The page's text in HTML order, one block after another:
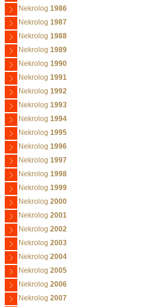
Nekrolog 1986
Nekrolog 1987
Nekrolog 1988
Nekrolog 1989
Nekrolog 1990
Nekrolog 1991
Nekrolog 1992
Nekrolog 1993
Nekrolog 1994
Nekrolog 1995
Nekrolog 1996
Nekrolog 1997
Nekrolog 1998
Nekrolog 1999
Nekrolog 2000
Nekrolog 2001
Nekrolog 2002
Nekrolog 2003
Nekrolog 2004
Nekrolog 2005
Nekrolog 2006
Nekrolog 2007